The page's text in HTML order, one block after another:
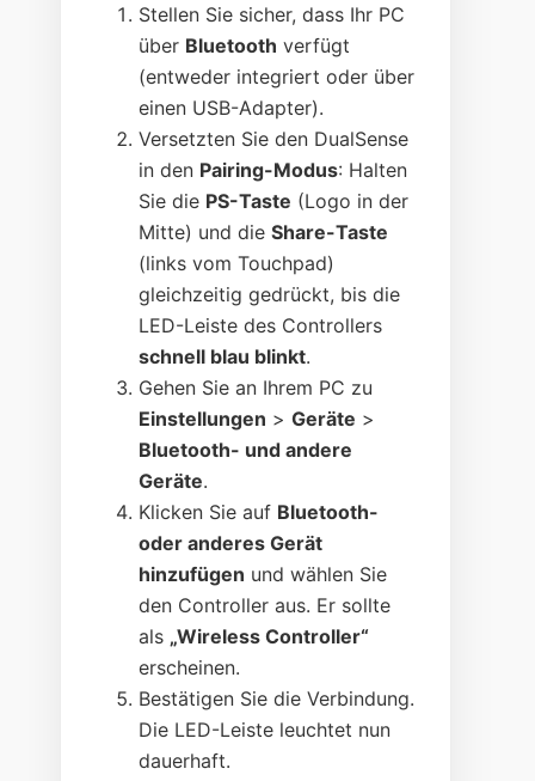
Stellen Sie sicher, dass Ihr PC
über Bluetooth verfügt
(entweder integriert oder über
einen USB-Adapter).
Versetzten Sie den DualSense
in den Pairing-Modus: Halten
Sie die PS-Taste (Logo in der
Mitte) und dieShare-Taste
(links vom Touchpad)
gleichzeitig gedrückt, bis die
LED-Leiste des Controllers
schnell blau blinkt.
Gehen Sie an Ihrem PC zu
Einstellungen >Geräte >
Bluetooth- und andere
Geräte.
Klicken Sie auf Bluetooth-
oder anderes Gerät
hinzufügen und wählen Sie
den Controller aus. Er sollte
als „Wireless Controller“
erscheinen.
Bestätigen Sie die Verbindung.
Die LED-Leiste leuchtet nun
dauerhaft.